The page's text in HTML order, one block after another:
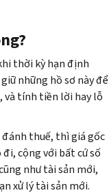
thời kỳ hạn định
những hồ sơ này để
và tính tiền lời hay lỗ
thuế, thì giá gốc
cộng với bất cứ số
như tài sản mới,
xử lý tài sản mới.